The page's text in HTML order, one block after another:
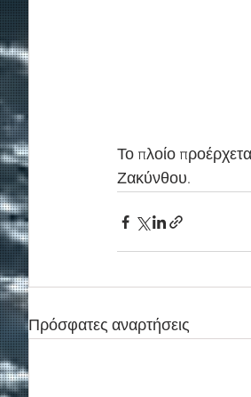
Το πλοίο
Ζακύνθου.
Πρόσφατες αναρτήσεις